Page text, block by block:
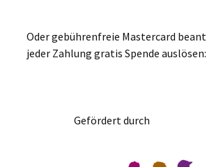
Oder gebührenfreie Mastercard
jeder Zahlung gratis Spende
Gefördert durch